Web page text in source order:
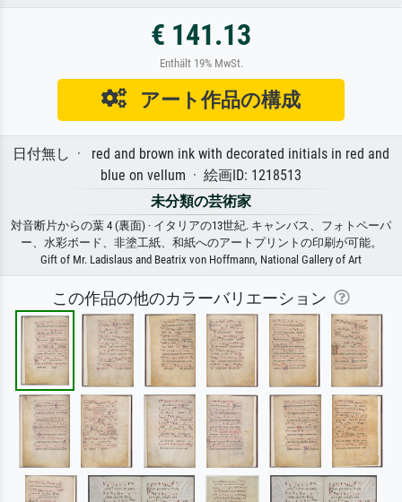
€ 141.13
Enthält 19% MwSt.
アート作品の構成
日付無し · red and brown ink with decorated initials in red and
blue on vellum · 絵画ID: 1218513
未分類の芸術家
対音断片からの葉 4 (裏面) · イタリアの13世紀. キャンバス、フォトペーパ
ー、水彩ボード、非塗工紙、和紙へのアートプリントの印刷が可能。
Gift of Mr. Ladislaus and Beatrix von Hoffmann, National Gallery of Art
この作品の他のカラーバリエーション